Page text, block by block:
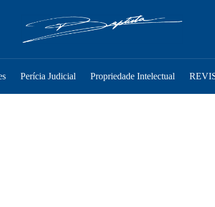
Perícia Judicial Propriedade Intelectual